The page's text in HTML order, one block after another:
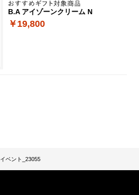
B.A アイゾーンクリーム N
￥19,800
イベント_23055